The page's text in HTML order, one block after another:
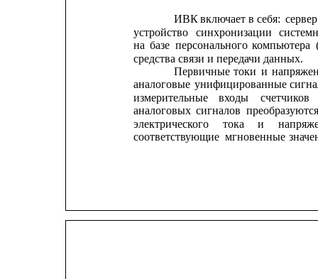
ИВК включает в себя:
устройство
синхронизации
на базе персонального компьютера
средства связи и передачи данных.
Первичные токи и
аналоговые унифицированные
измерительные
входы
счетчиков
аналоговых сигналов преобразуются
электрического
тока и
соответствующие мгновенные